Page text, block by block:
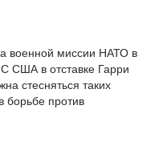
военной миссии НАТО в
США в отставке Гарри
стесняться таких
борьбе против